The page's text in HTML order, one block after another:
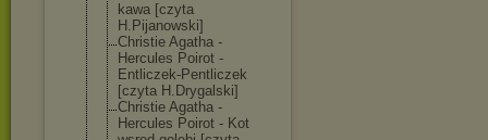
kawa [czyta
H.Pijanowski]
Christie Agatha -
Hercules Poirot -
Entliczek-Pent liczek
[czyta H.Drygalski]
Christie Agatha -
Hercules Poirot - Kot